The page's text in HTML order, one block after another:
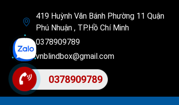
419 Huỳnh Văn Bánh Phường 11 Quận
Phú Nhuận , TP.Hồ Chí Minh
0378909789
vnblindbox@gmail.com
0378909789